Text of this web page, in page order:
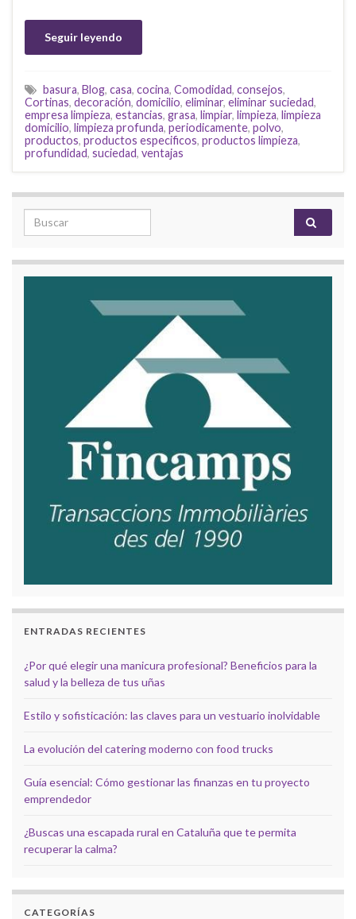
Seguir leyendo
basura, Blog, casa, cocina, Comodidad, consejos,
Cortinas, decoración, domicilio, eliminar, eliminar suciedad,
empresa limpieza, estancias, grasa, limpiar, limpieza, limpieza
domicilio, limpieza profunda, periodicamente, polvo,
productos, productos especificos, productos limpieza,
profundidad, suciedad, ventajas
Search for:
ENTRADAS RECIENTES
¿Por qué elegir una manicura profesional? Beneficios para la
salud y la belleza de tus uñas
Estilo y sofisticación: las claves para un vestuario inolvidable
La evolución del catering moderno con food trucks
Guía esencial: Cómo gestionar las finanzas en tu proyecto
emprendedor
¿Buscas una escapada rural en Cataluña que te permita
recuperar la calma?
CATEGORÍAS